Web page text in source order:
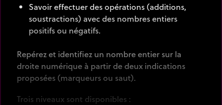
Savoir effectuer des opérations (additions,
soustractions) avec des nombres entiers
positifs ou négatifs.
Repérez et identifiez un nombre entier sur la
droite numérique à partir de deux indications
proposées (marqueurs ou saut).
Trois niveaux sont disponibles :